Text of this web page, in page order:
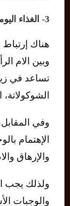
3- الغذاء اليومي
هناك إرتباط
وبين الام
تساعد في
وفي
الإهتمام
والإرهاق
ولذلك يجب
والوجبات